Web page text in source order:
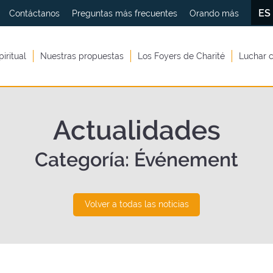
Contáctanos Preguntas más frecuentes Orando más ES
Nuestras propuestas Los Foyers de Charité Luchar
Actualidades
Categoría: Événement
Volver a todas las noticias